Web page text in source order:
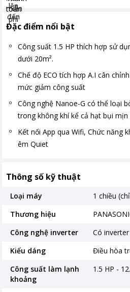
Đặc điểm nổi bật
Công suất 1.5 HP thích hợp sử
dưới 20m².
Chế độ ECO tích hợp A.I cân
mức giảm công suất
Công nghệ Nanoe-G có thể loại
trong không khí kể cả hạt bụi mịn
Kết nối App qua Wifi, Chức năng
êm Quiet
Thông số kỹ thuật
Loại máy
1 chiều
Thương hiệu
Công nghệ inverter
Có inverter
Kiểu dáng
Điều hòa
Công suất làm lạnh
khoảng
1.5 HP -